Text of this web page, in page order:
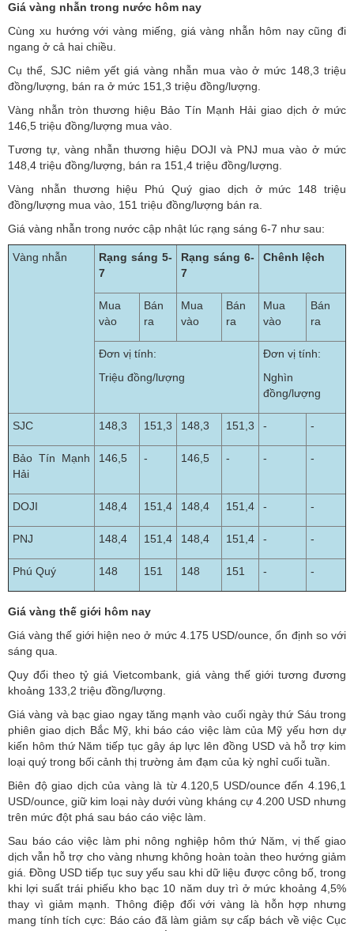
Giá vàng nhẫn trong nước hôm nay
Cùng xu hướng với vàng miếng, giá vàng nhẫn hôm nay cũng đi
ngang ở cả hai chiều.
Cụ thể, SJC niêm yết giá vàng nhẫn mua vào ở mức 148,3 triệu
đồng/lượng, bán ra ở mức 151,3 triệu đồng/lượng.
Vàng nhẫn tròn thương hiệu Bảo Tín Mạnh Hải giao dịch ở mức
146,5 triệu đồng/lượng mua vào.
Tương tự, vàng nhẫn thương hiệu DOJI và PNJ mua vào ở mức
148,4 triệu đồng/lượng, bán ra 151,4 triệu đồng/lượng.
Vàng nhẫn thương hiệu Phú Quý giao dịch ở mức 148 triệu
đồng/lượng mua vào, 151 triệu đồng/lượng bán ra.
Giá vàng nhẫn trong nước cập nhật lúc rạng sáng 6-7 như sau:
Vàng nhẫn
Rạng sáng 5-
7
Rạng sáng 6-
7
Chênh lệch
Mua
vào
Bán
ra
Mua
vào
Bán
ra
Mua
vào
Bán
ra
Đơn vị tính:
Triệu đồng/lượng
Đơn vị tính:
Nghìn
đồng/lượng
SJC 148,3 151,3 148,3 151,3 - -
Bảo Tín Mạnh
Hải
146,5 - 146,5 - - -
DOJI 148,4 151,4 148,4 151,4 - -
PNJ 148,4 151,4 148,4 151,4 - -
Phú Quý 148 151 148 151 - -
Giá vàng thế giới hôm nay
Giá vàng thế giớihiện neo ở mức 4.175 USD/ounce, ổn định so với
sáng qua.
Quy đổi theo tỷ giá Vietcombank, giá vàng thế giới tương đương
khoảng 133,2 triệu đồng/lượng.
Giá vàng và bạc giao ngay tăng mạnh vào cuối ngày thứ Sáu trong
phiên giao dịch Bắc Mỹ, khi báo cáo việc làm của Mỹ yếu hơn dự
kiến hôm thứ Năm tiếp tục gây áp lực lên đồng USD và hỗ trợ kim
loại quý trong bối cảnh thị trường ảm đạm của kỳ nghỉ cuối tuần.
Biên độ giao dịch của vàng là từ 4.120,5 USD/ounce đến 4.196,1
USD/ounce, giữ kim loại này dưới vùng kháng cự 4.200 USD nhưng
trên mức đột phá sau báo cáo việc làm.
Sau báo cáo việc làm phi nông nghiệp hôm thứ Năm, vị thế giao
dịch vẫn hỗ trợ cho vàng nhưng không hoàn toàn theo hướng giảm
giá. Đồng USD tiếp tục suy yếu sau khi dữ liệu được công bố, trong
khi lợi suất trái phiếu kho bạc 10 năm duy trì ở mức khoảng 4,5%
thay vì giảm mạnh. Thông điệp đối với vàng là hỗn hợp nhưng
mang tính tích cực: Báo cáo đã làm giảm sự cấp bách về việc Cục